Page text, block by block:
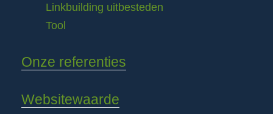
Linkbuilding uitbesteden
Tool
Onze referenties
Websitewaarde